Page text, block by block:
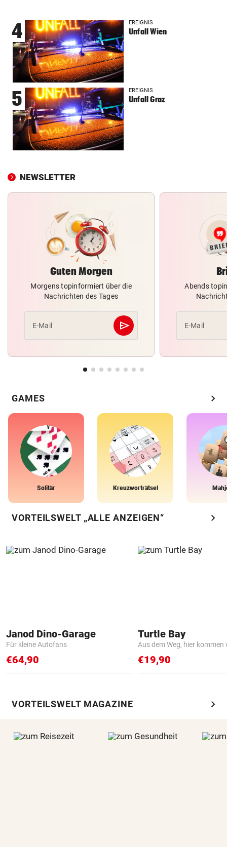
4 EREIGNIS
Unfall Wien
5 EREIGNIS
Unfall Graz
NEWSLETTER
Guten Morgen
Morgens topinformiert über die
Nachrichten des Tages
E-Mail send
Abschicken
Abends
E-Mail
GAMES chevron_right
Solitär Kreuzworträtsel
VORTEILSWELT „ALLE ANZEIGEN“ chevron_right
Janod Dino-Garage
Für kleine Autofans
€64,90
Turtle Bay
Aus dem Weg, hier kommen
€19,90
VORTEILSWELT MAGAZINE chevron_right